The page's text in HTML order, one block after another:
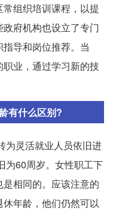
组织培训课程，以提
府机构也设立了专门
导和岗位推荐。当
业，通过学习新的技
有什么区别?
为灵活就业人员依旧进
为60周岁。女性职工下
相同的。应该注意的
年龄，他们仍然可以